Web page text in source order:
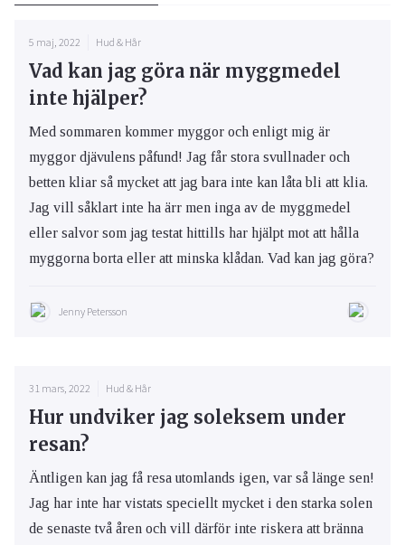
5 maj, 2022 Hud & Hår
Vad kan jag göra när myggmedel
inte hjälper?
Med sommaren kommer myggor och enligt mig är
myggor djävulens påfund! Jag får stora svullnader och
betten kliar så mycket att jag bara inte kan låta bli att klia.
Jag vill såklart inte ha ärr men inga av de myggmedel
eller salvor som jag testat hittills har hjälpt mot att hålla
myggorna borta eller att minska klådan. Vad kan jag göra?
Jenny Petersson
31 mars, 2022 Hud & Hår
Hur undviker jag soleksem under
resan?
Äntligen kan jag få resa utomlands igen, var så länge sen!
Jag har inte har vistats speciellt mycket i den starka solen
de senaste två åren och vill därför inte riskera att bränna